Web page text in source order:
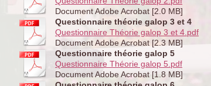
Document Adobe Acrobat [2.0 MB]
Questionnaire théorie galop 3 et 4
Questionnaire Théorie galop 3 et 4.pdf
Document Adobe Acrobat [2.3 MB]
Questionnaire théorie galop 5
Questionnaire Théorie galop 5.pdf
Document Adobe Acrobat [1.8 MB]